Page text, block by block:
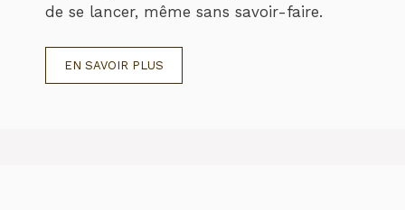
de se lancer, même sans savoir-faire.
EN SAVOIR PLUS